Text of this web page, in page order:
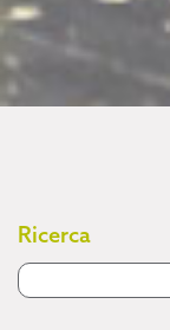
Ricerca